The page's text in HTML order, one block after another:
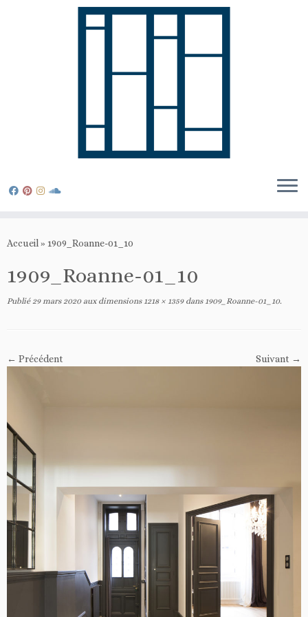
auAccueil » 1909_Roanne-01_10
1909_Roanne-01_10
Publié 29 mars 2020aux dimensions1218 × 1359dans1909_Roanne-01_10.
← Précédent Suivant →